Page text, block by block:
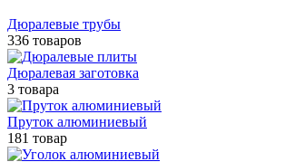
Дюралевые трубы
336 товаров
Дюралевая заготовка
3 товара
Пруток алюминиевый
181 товар